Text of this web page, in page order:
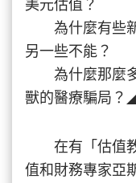
美元估值？
為什麼有些新
另一些不能？
為什麼那麼多
獸的醫療騙局？
在有「估值教
值和財務專家亞